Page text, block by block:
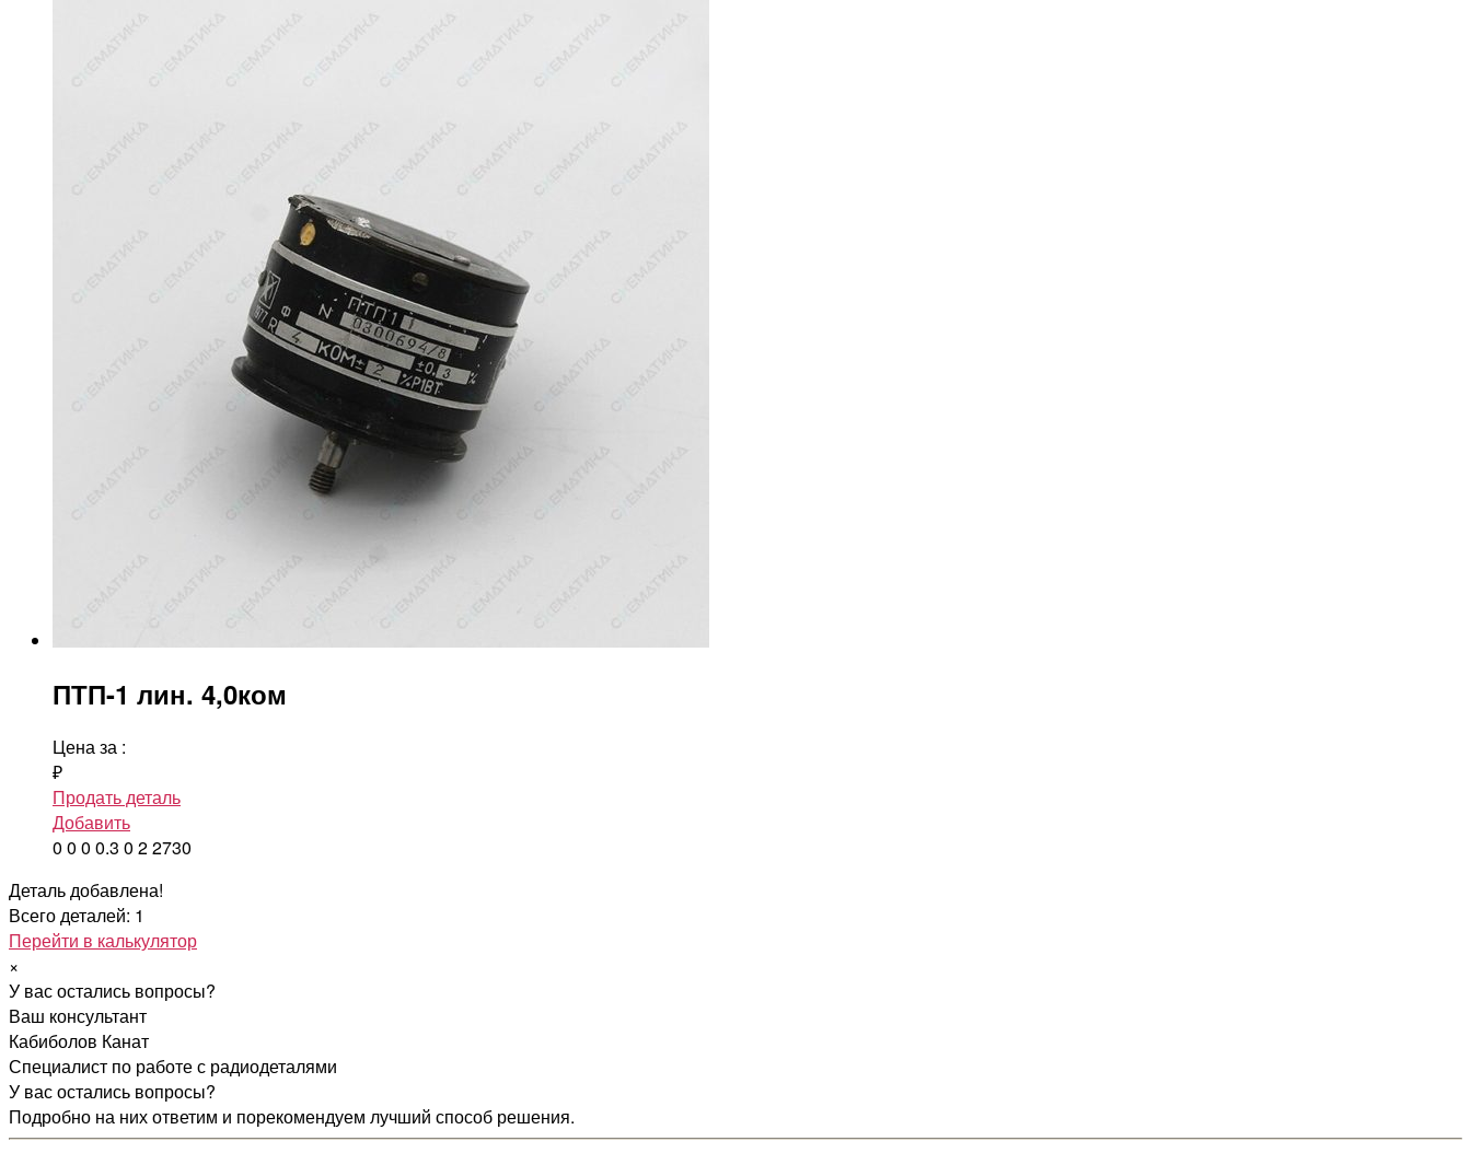
ПТП-1 лин. 4,0ком
Цена за :
₽
Продать деталь
Добавить
0 0 0 0.3 0 22730
Деталь добавлена!
Всего деталей: 1
Перейти в калькулятор
×
У вас остались вопросы?
Ваш консультант
Кабиболов Канат
Специалист по работе с радиодеталями
У вас остались вопросы?
Подробно на них ответим и порекомендуем лучший способ решения.